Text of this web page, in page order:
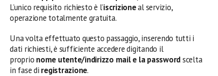
L’unico requisito richiesto è l’iscrizioneal servizio,
operazione totalmente gratuita.
Una volta effettuato questo passaggio, inserendo tutti i
dati richiesti, è sufficiente accedere digitando il
proprio nome utente/indirizzo mail e la passwordscelta
in fase di registrazione.